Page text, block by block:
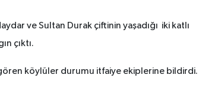
ve Sultan Durak çiftinin yaşadığı iki katlı
çıktı.
köylüler durumu itfaiye ekiplerine bildirdi.